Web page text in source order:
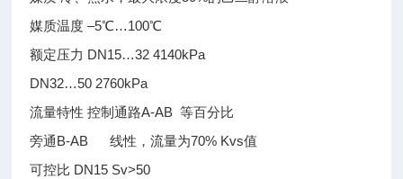
媒质温度 –5℃…100℃
额定压力 DN15…32 4140kPa
DN32…50 2760kPa
流量特性 控制通路A-AB 等百分比
旁通B-AB 线性，流量为70% Kvs值
可控比 DN15 Sv>50